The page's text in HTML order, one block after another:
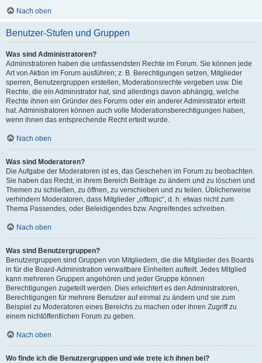
Nach oben
Benutzer-Stufen und Gruppen
Was sind Administratoren?
Administratoren haben die umfassendsten Rechte im Forum. Sie können jede
Art von Aktion im Forum ausführen; z. B. Berechtigungen setzen, Mitglieder
sperren, Benutzergruppen erstellen, Moderationsrechte vergeben usw. Die
Rechte, die ein Administrator hat, sind allerdings davon abhängig, welche
Rechte ihnen ein Gründer des Forums oder ein anderer Administrator erteilt
hat. Administratoren können auch volle Moderationsberechtigungen haben,
wenn ihnen das entsprechende Recht erteilt wurde.
Nach oben
Was sind Moderatoren?
Die Aufgabe der Moderatoren ist es, das Geschehen im Forum zu beobachten.
Sie haben das Recht, in ihrem Bereich Beiträge zu ändern und zu löschen und
Themen zu schließen, zu öffnen, zu verschieben und zu teilen. Üblicherweise
verhindern Moderatoren, dass Mitglieder „offtopic“, d. h. etwas nicht zum
Thema Passendes, oder Beleidigendes bzw. Angreifendes schreiben.
Nach oben
Was sind Benutzergruppen?
Benutzergruppen sind Gruppen von Mitgliedern, die die Mitglieder des Boards
in für die Board-Administration verwaltbare Einheiten aufteilt. Jedes Mitglied
kann mehreren Gruppen angehören und jeder Gruppe können
Berechtigungen zugeteilt werden. Dies erleichtert es den Administratoren,
Berechtigungen für mehrere Benutzer auf einmal zu ändern und sie zum
Beispiel zu Moderatoren eines Bereichs zu machen oder ihnen Zugriff zu
einem nichtöffentlichen Forum zu geben.
Nach oben
Wo finde ich die Benutzergruppen und wie trete ich ihnen bei?